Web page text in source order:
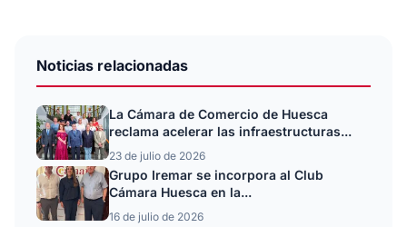
Noticias relacionadas
La Cámara de Comercio de Huesca
reclama acelerar las infraestructuras...
23 de julio de 2026
Grupo Iremar se incorpora al Club
Cámara Huesca en la...
16 de julio de 2026